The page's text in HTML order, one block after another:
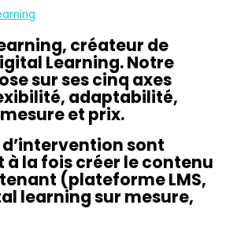
créateur de
Learning. Notre
sur ses cinq axes
adaptabilité,
et prix.
sont
à la fois créer le contenu
(plateforme LMS,
learning sur mesure,